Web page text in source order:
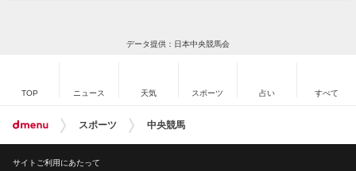
データ提供：日本中央競馬会
TOP ニュース 天気 スポーツ 占い すべて
スポーツ 中央競馬
サイトご利用にあたって